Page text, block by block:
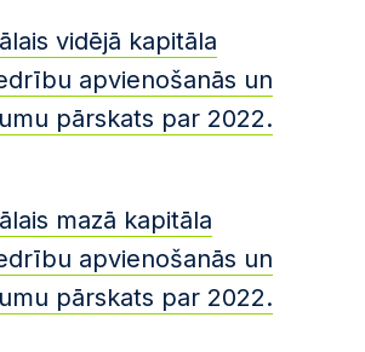
vidējā kapitāla
apvienošanās un
pārskats par 2022.
mazā kapitāla
apvienošanās un
pārskats par 2022.